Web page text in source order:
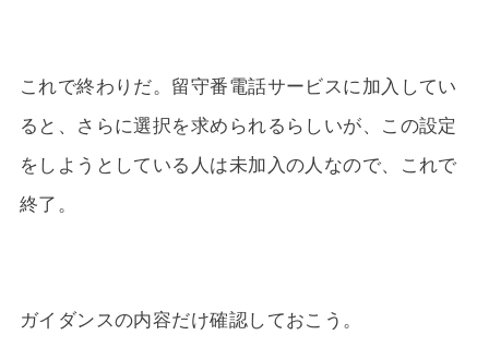
これで終わりだ。留守番電話サービスに加入してい
ると、さらに選択を求められるらしいが、この設定
をしようとしている人は未加入の人なので、これで
終了。
ガイダンスの内容だけ確認しておこう。